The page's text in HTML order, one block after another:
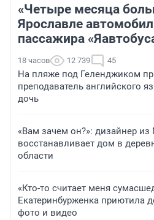
«Четыре месяца
Ярославле
пассажира
18 часов 12 739 45
На пляже под Геленджиком
преподаватель английского
дочь
«Вам зачем он?»: дизайнер
восстанавливает дом в
области
«Кто-то считает меня
Екатеринбурженка приютила
фото и видео